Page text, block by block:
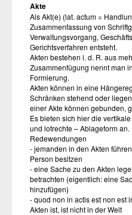
Akte
Als Akt(e) (lat. actum =
Zusammenfassung von
Verwaltungsvorgang,
Gerichtsverfahren entsteht.
Akten bestehen i. d. R. aus
Zusammenfügung nennt man
Formierung.
Akten können in eine
Schränken stehend oder
einer Akte können gebunden,
Es bieten sich hier die
und lotrechte – Ablageform an.
Redewendungen
- jemanden in den Akten
Person besitzen
- eine Sache zu den Akten
betrachten (eigentlich: eine
hinzufügen)
- quod non in actis est non est
Akten ist, ist nicht in der Welt